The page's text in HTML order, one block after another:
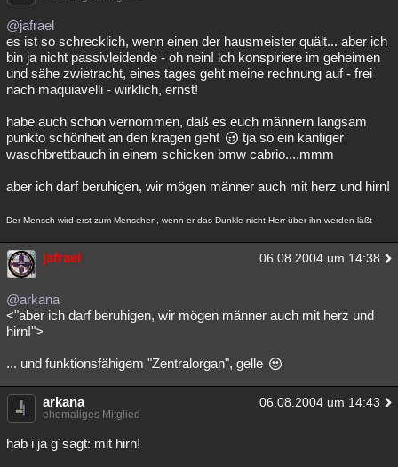
@jafrael
es ist so schrecklich, wenn einen der hausmeister quält... aber ich
bin ja nicht passivleidende - oh nein! ich konspiriere im geheimen
und sähe zwietracht, eines tages geht meine rechnung auf - frei
nach maquiavelli - wirklich, ernst!
habe auch schon vernommen, daß es euch männern langsam
punkto schönheit an den kragen geht
tja so ein kantiger
waschbrettbauch in einem schicken bmw cabrio....mmm
aber ich darf beruhigen, wir mögen männer auch mit herz und hirn!
Der Mensch wird erst zum Menschen, wenn er das Dunkle nicht Herr über ihn werden läßt
jafrael 06.08.2004 um 14:38
@arkana
<"aber ich darf beruhigen, wir mögen männer auch mit herz und
hirn!">
... und funktionsfähigem "Zentralorgan", gelle
arkana 06.08.2004 um 14:43
ehemaliges Mitglied
hab i ja g´sagt: mit hirn!